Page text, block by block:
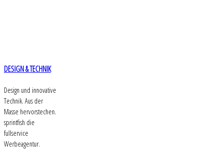
DESIGN & TECHNIK
Design und innovative
Technik. Aus der
Masse hervorstechen.
sprintfish die
fullservice
Werbeagentur.